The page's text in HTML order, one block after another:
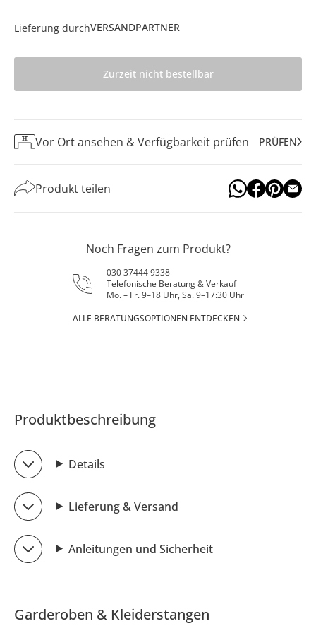
Lieferung durchVERSANDPARTNER
Zurzeit nicht bestellbar
Vor Ort ansehen & Verfügbarkeit prüfen PRÜFEN
Produkt teilen
Noch Fragen zum Produkt?
030 37444 9338
Telefonische Beratung & Verkauf
Mo. – Fr. 9–18 Uhr, Sa. 9–17:30 Uhr
ALLE BERATUNGSOPTIONEN ENTDECKEN
Produktbeschreibung
Details
Lieferung & Versand
Anleitungen und Sicherheit
Garderoben & Kleiderstangen